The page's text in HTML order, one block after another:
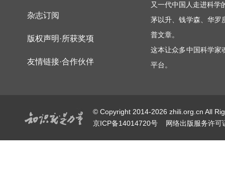
杂志订阅
版权声明·所获奖项
友情链接·合作伙伴
又一代中国人走进科学
茅以升、钱学森、华罗
普文章。
这本让众多中国科学家
平台。
© Copyright 2014-2026 zhili.org.cn All
京ICP备14014720号
网络出版服务许可